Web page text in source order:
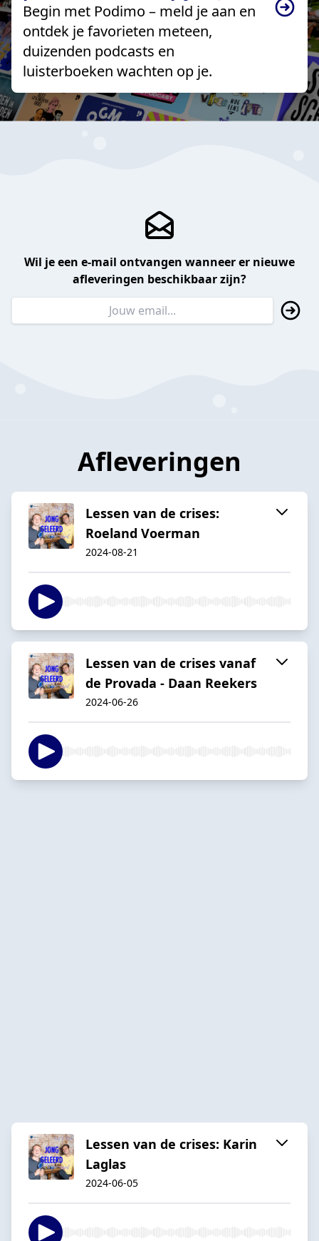
Begin met Podimo – meld je aan en
ontdek je favorieten meteen,
duizenden podcasts en
luisterboeken wachten op je.
Wil je een e-mail ontvangen wanneer er nieuwe
afleveringen beschikbaar zijn?
Afleveringen
Lessen van de crises:
Roeland Voerman
2024-08-21
Lessen van de crises vanaf
de Provada - Daan Reekers
2024-06-26
Lessen van de crises: Karin
Laglas
2024-06-05